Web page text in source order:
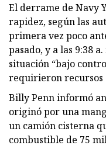
El derrame de Navy
rapidez, según las
primera vez poco
pasado, y a las 9:38
situación “bajo
requirieron recursos
Billy Penn informó
originó por una
un camión cisterna
combustible de 75